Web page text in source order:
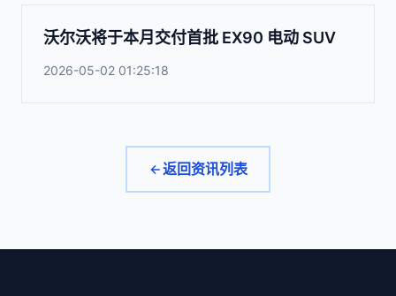
沃尔沃将于本月交付首批 EX90 电动 SUV
2026-05-02 01:25:18
返回资讯列表